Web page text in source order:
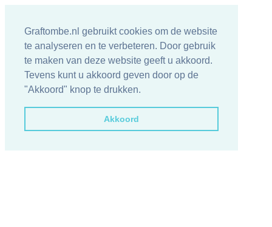
Graftombe.nl gebruikt cookies om de website
te analyseren en te verbeteren. Door gebruik
te maken van deze website geeft u akkoord.
Tevens kunt u akkoord geven door op de
"Akkoord" knop te drukken.
Akkoord